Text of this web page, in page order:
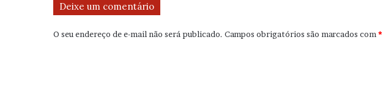
Deixe um comentário
O seu endereço de e-mail não será publicado. Campos obrigatórios são marcados com*